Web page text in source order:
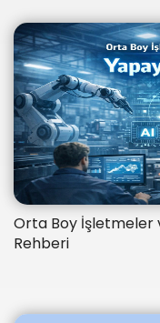
Orta Boy İşletmeler
Rehberi